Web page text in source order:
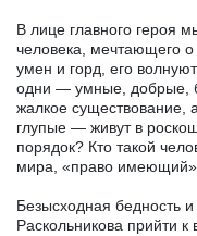
В лице главного героя
человека, мечтающего
умен и горд, его
одни — умные, добрые,
жалкое существование,
глупые — живут в
порядок? Кто такой
мира, «право имеющий»
Безысходная бедность
Раскольникова прийти